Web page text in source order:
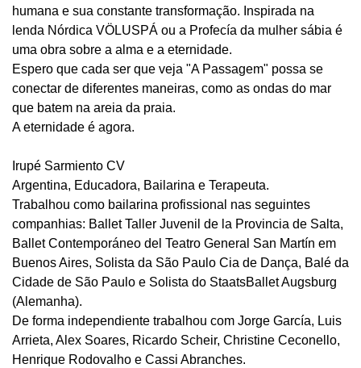
humana e sua constante transformação. Inspirada na
lenda Nórdica VÖLUSPÁ ou a Profecía da mulher sábia é
uma obra sobre a alma e a eternidade.
Espero que cada ser que veja "A Passagem" possa se
conectar de diferentes maneiras, como as ondas do mar
que batem na areia da praia.
A eternidade é agora.
Irupé Sarmiento CV
Argentina, Educadora, Bailarina e Terapeuta.
Trabalhou como bailarina profissional nas seguintes
companhias: Ballet Taller Juvenil de la Provincia de Salta,
Ballet Contemporáneo del Teatro General San Martín em
Buenos Aires, Solista da São Paulo Cia de Dança, Balé da
Cidade de São Paulo e Solista do StaatsBallet Augsburg
(Alemanha).
De forma independiente trabalhou com Jorge García, Luis
Arrieta, Alex Soares, Ricardo Scheir, Christine Ceconello,
Henrique Rodovalho e Cassi Abranches.